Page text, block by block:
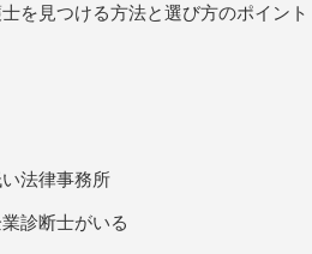
を見つける方法と選び方のポイント
法律事務所
診断士がいる